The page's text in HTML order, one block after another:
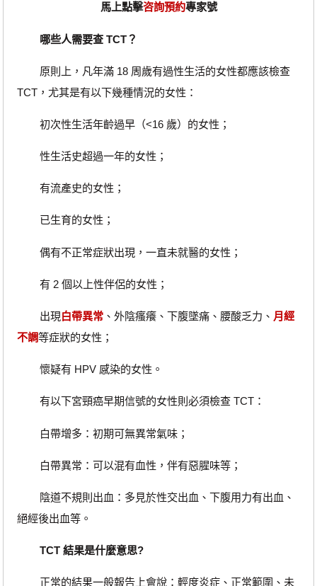
馬上點擊咨詢預約專家號
哪些人需要查 TCT？
原則上，凡年滿 18 周歲有過性生活的女性都應該檢查
TCT，尤其是有以下幾種情況的女性：
初次性生活年齡過早（<16 歲）的女性；
性生活史超過一年的女性；
有流產史的女性；
已生育的女性；
偶有不正常症狀出現，一直未就醫的女性；
有 2 個以上性伴侶的女性；
出現白帶異常、外陰瘙癢、下腹墜痛、腰酸乏力、 月經
不調等症狀的女性；
懷疑有 HPV 感染的女性。
有以下宮頸癌早期信號的女性則必須檢查 TCT：
白帶增多：初期可無異常氣味；
白帶異常：可以混有血性，伴有惡腥味等；
陰道不規則出血：多見於性交出血、下腹用力有出血、
絕經後出血等。
TCT 結果是什麼意思?
正常的結果一般報告上會說：輕度炎症、正常範圍、未